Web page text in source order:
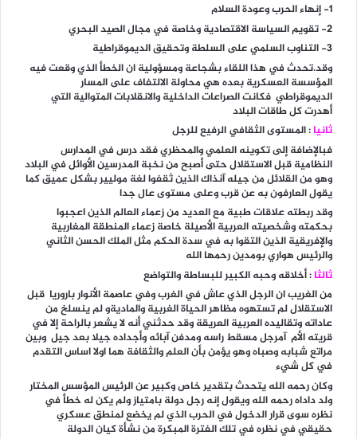
1- إنهاء الحرب وعودة السلام
2- تقويم السياسة الاقتصادية وخاصة في مجال الصيد البحري
3- التناوب السلمي على السلطة وتحقيق الديموقراطية
وقد.تحدث في هذا اللقاء بشجاعة ومسؤولية ان الخطأ الذي وقعت فيه
المؤسسة العسكرية بعده هي محاولة الالتفاف على المسار
الديموقراطي فكانت الصراعات الداخلية والانقلابات المتوالية التي
أهدرت كل طاقات البلاد
ثانيا: المستوى الثقافي الرفيع للرجل
فبالإضافة إلى تكوينه العلمي والمحظري فقد درس في المدارس
النظامية قبل الاستقلال حتى أصبح من نخبة المدرسين الأوائل في البلاد
وهو من القلائل من جيله آنذاك الذين ثقفوا لغة موليير بشكل عميق كما
يقول العارفون به عن قرب وعلى مستوى عال جدا
وقد ربطته علاقات طبية مع العديد من زعماء العالم الذين اعجبوا
بحكمته وشخصيته العربية الأصيلة خاصة زعماء المنطقة المغاربية
والإفريقية الذين التقوا به في سدة الحكم مثل الملك الحسن الثاني
والرئيس هواري بومدين رحمها الله
ثالثا: أخلاقه وحبه الكبير للبساطة والتواضع
من الغريب ان الرجل الذي عاش في الغرب وفي عاصمة الأنوار باروريا قبل
الاستقلال لم تستهوه مظاهر الحياة الغربية والماديةو لم ينسلخ من
عاداته وتقاليده العربية العريقة وقد حدثني أنه لا يشعر بالراحة إلا في
قريته الأم آمرجل مسقط راسه ومدفن آبائه وأجداده جيلا بعد جيل وبين
مراتع شبابه وصباه وهو يؤمن بأن العلم والثقافة هما اولا اساس التقدم
في كل شيء
وكان رحمه الله يتحدث بتقدير خاص وكبير عن الرئيس المؤسس المختار
ولد داداه رحمه الله ويقول إنه رجل دولة بامتياز ولم يكن له خطأ في
نظره سوى قرار الدخول في الحرب الذي لم يخضع لمنطق عسكري
حقيقي في نظره في تلك الفترة المبكرة من نشأة كيان الدولة